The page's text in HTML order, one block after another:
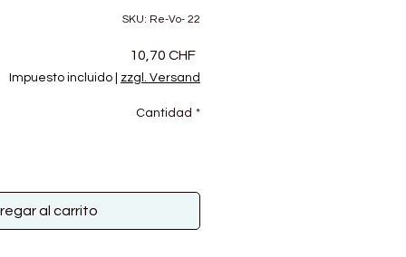
SKU: Re-Vo- 22
10,70 CHFPrecio
Impuesto incluido zzgl. Versand
Cantidad *
al carrito